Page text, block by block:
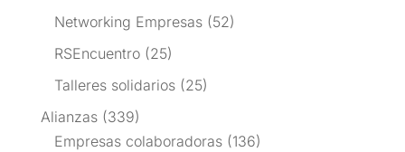
Networking Empresas(52)
RSEncuentro(25)
Talleres solidarios(25)
Alianzas(339)
Empresas colaboradoras(136)